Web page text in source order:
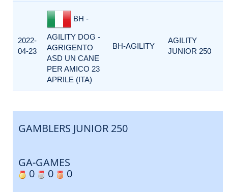
2022-
04-23
BH -
AGILITY DOG -
AGRIGENTO
ASD UN CANE
PER AMICO 23
APRILE (ITA)
BH-AGILITY
AGILITY
JUNIOR 250
GAMBLERS JUNIOR 250
GA-GAMES
0
0 0